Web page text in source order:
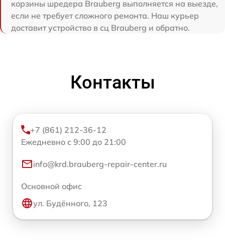
корзины шредера Brauberg выполняется на выезде,
если не требует сложного ремонта. Наш курьер
доставит устройство в сц Brauberg и обратно.
Контакты
+7 (861) 212-36-12
Ежедневно с 9:00 до 21:00
info@krd.brauberg-repair-center.ru
Основной офис
ул. Будённого, 123